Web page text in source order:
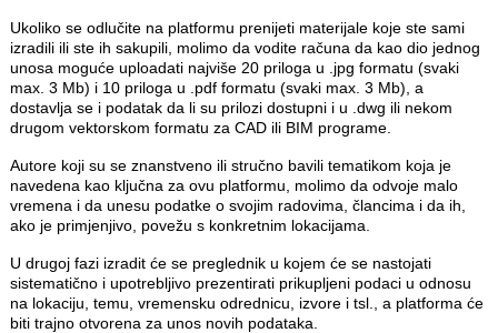
Ukoliko se odlučite na platformu prenijeti materijale koje ste sami
izradili ili ste ih sakupili, molimo da vodite računa da kao dio jednog
unosa moguće uploadati najviše 20 priloga u .jpg formatu (svaki
max. 3 Mb) i 10 priloga u .pdf formatu (svaki max. 3 Mb), a
dostavlja se i podatak da li su prilozi dostupni i u .dwg ili nekom
drugom vektorskom formatu za CAD ili BIM programe.
Autore koji su se znanstveno ili stručno bavili tematikom koja je
navedena kao ključna za ovu platformu, molimo da odvoje malo
vremena i da unesu podatke o svojim radovima, člancima i da ih,
ako je primjenjivo, povežu s konkretnim lokacijama.
U drugoj fazi izradit će se preglednik u kojem će se nastojati
sistematično i upotrebljivo prezentirati prikupljeni podaci u odnosu
na lokaciju, temu, vremensku odrednicu, izvore i tsl., a platforma će
biti trajno otvorena za unos novih podataka.